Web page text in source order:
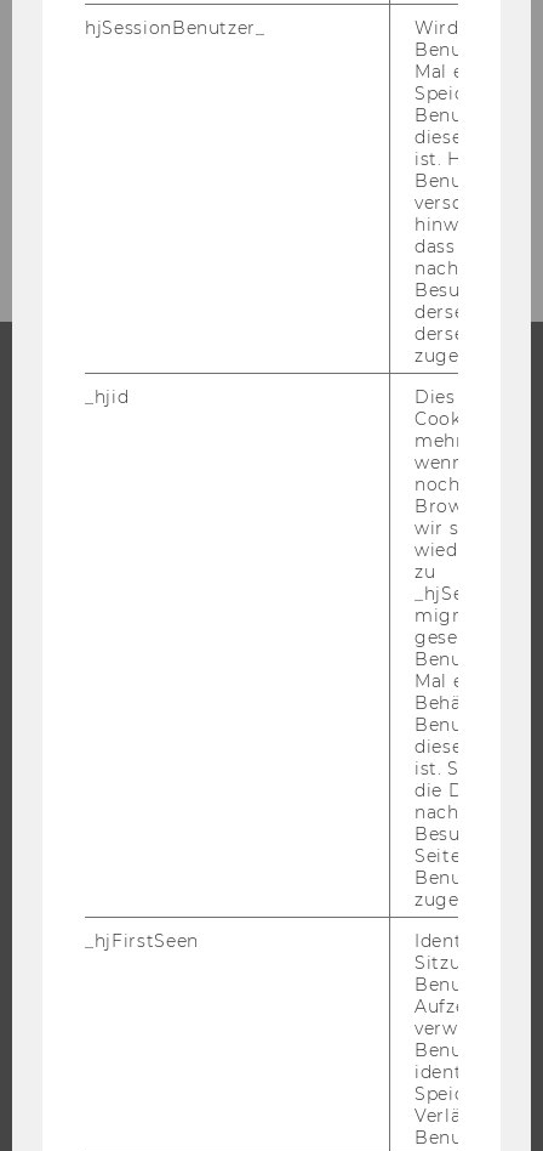
Researcher of the Month 2019
STUDIUM
INTERNATIONALE UND INCOMING EXCHANGE STUDIERENDE
ANGEBOTE FÜR SCHULEN UND STUDIENINTERESSIERTE
hjSessionBenutzer_
Wird gesetzt,
Benutzer
Mal eine
Speichert die
Benutzer-ID,
diese Seite
ist. Hotjar
Benutzer
verschiedene
hinweg.Stellt
dass Daten
Besuchen auf
derselben
derselben
zugeordnet
_hjid
Dies ist ein
Cookie, das
mehr setzen,
wenn ein
noch in
Browser hat,
wir seinen
zu
migrieren.
gesetzt,
Benutzer
Mal eine
Behält die
Benutzer-ID
diese Seite
ist. Stellt
die Daten von
Besuchen
Seite
Benutzer-ID
zugeordnet
_hjFirstSeen
Identifiziert
Sitzung eines
Benutzers.
verwendet,
identifizieren.
Verlängert